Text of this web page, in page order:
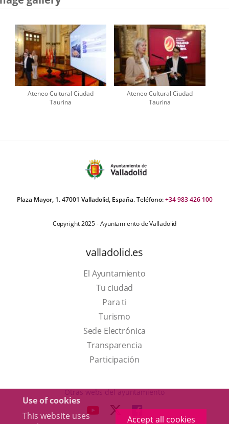
Use of cookies
This website uses
Accept all cookies
Ateneo Cultural Ciudad
Taurina
Ateneo Cultural Ciudad
Taurina
Plaza Mayor, 1. 47001 Valladolid, España. Teléfono:+34 983 426 100
Copyright 2025 - Ayuntamiento de Valladolid
valladolid.es
El Ayuntamiento
Tu ciudad
Para ti
TurismoThis
link
will
open
a
up
Sede Electrónica
Transparencia
Participación
Otras webs del ayuntamiento
LINK LINKLINK